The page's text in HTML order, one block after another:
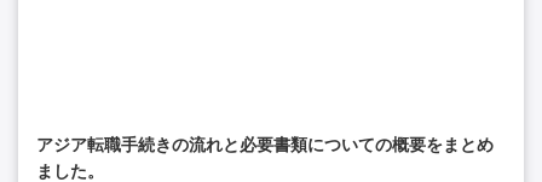
アジア転職手続きの流れと必要書類についての概要をまとめ
ました。